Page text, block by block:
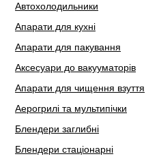
Автохолодильники
Апарати для кухні
Апарати для пакування
Аксесуари до вакууматорів
Апарати для чищення взуття
Аерогрилі та мультипічки
Блендери заглибні
Блендери стаціонарні